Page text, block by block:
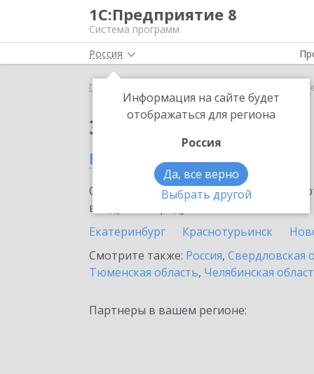
1С:Предприятие 8
Система программ
Россия
Информация на сайте будет
отображаться для региона
Россия
Да, все верно
Выбрать другой
Главная 1С:МДЛП в
Заказать 1С:МДЛП
в Лесном
Ознакомьтесь с информационными
внедрение продукта.
Екатеринбург
Краснотурьинск
Смотрите также: Россия, Свердловская
Тюменская область, Челябинская
Партнеры в вашем регионе: